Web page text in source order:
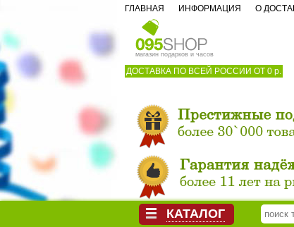
магазин подарков и часов
ДОСТАВКА ПО ВСЕЙ РОССИИ ОТ 0 р.
ГЛАВНАЯ ИНФОРМАЦИЯ О
КАТАЛОГ